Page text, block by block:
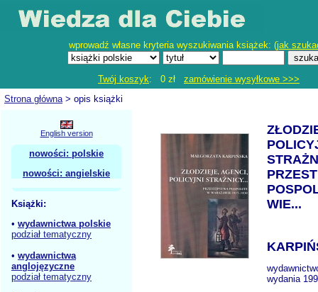
wprowadź własne kryteria wyszukiwania książek: (jak
Twój koszyk: 0 zł zamówienie wysyłkowe >>>
Strona główna> opis książki
English version
nowości: polskie
nowości: angielskie
Książki:
• wydawnictwa polskie
podział tematyczny
• wydawnictwa
anglojęzyczne
podział tematyczny
WIE...
wydania